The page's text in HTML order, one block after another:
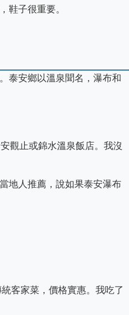
鞋子很重要。
泰安鄉以溫泉聞名，瀑布和
觀止或錦水溫泉飯店。我沒
地人推薦，說如果泰安瀑布
客家菜，價格實惠。我吃了